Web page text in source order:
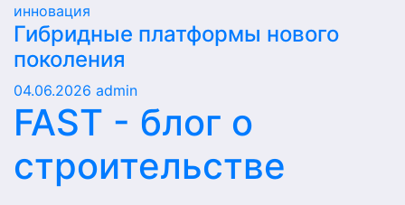
инновация
Гибридные платформы нового
поколения
04.06.2026 admin
FAST - блог о
строительстве